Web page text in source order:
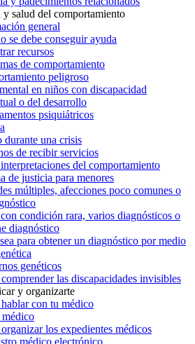
y salud del comportamiento
general
se debe conseguir ayuda
recursos
de comportamiento
peligroso
en niños con discapacidad
o del desarrollo
psiquiátricos
durante una crisis
de recibir servicios
del comportamiento
de justicia para menores
múltiples, afecciones poco comunes o
condición rara, varios diagnósticos o
diagnóstico
para obtener un diagnóstico por medio
genéticos
las discapacidades invisibles
y organizarte
con tu médico
los expedientes médicos
médico electrónico